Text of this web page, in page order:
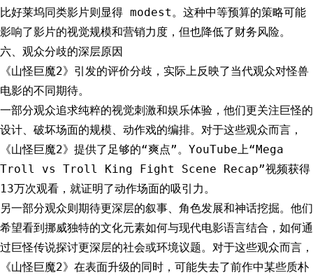
比好莱坞同类影片则显得 modest。这种中等预算的策略可能
影响了影片的视觉规模和营销力度，但也降低了财务风险。
六、观众分歧的深层原因
《山怪巨魔2》引发的评价分歧，实际上反映了当代观众对怪兽
电影的不同期待。
一部分观众追求纯粹的视觉刺激和娱乐体验，他们更关注巨怪的
设计、破坏场面的规模、动作戏的编排。对于这些观众而言，
《山怪巨魔2》提供了足够的“爽点”。YouTube上“Mega
Troll vs Troll King Fight Scene Recap”视频获得
13万次观看，就证明了动作场面的吸引力。
另一部分观众则期待更深层的叙事、角色发展和神话挖掘。他们
希望看到挪威独特的文化元素如何与现代电影语言结合，如何通
过巨怪传说探讨更深层的社会或环境议题。对于这些观众而言，
《山怪巨魔2》在表面升级的同时，可能失去了前作中某些质朴